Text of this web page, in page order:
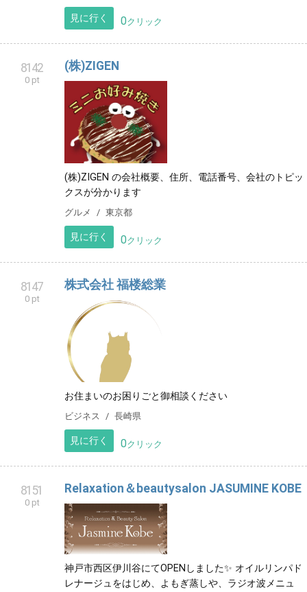
見に行く 0クリック
8142
0 pt
(株)ZIGEN
(株)ZIGEN の会社概要、住所、電話番号、会社のトピッ
クスが分かります
グルメ 東京都
見に行く 0クリック
8147
0 pt
株式会社 福楼総業
お住まいのお困りごと御相談ください
ビジネス 長崎県
見に行く 0クリック
8151
0 pt
Relaxation＆beautysalon JASUMINE KOBE
神戸市西区伊川谷にてOPENしました✨️ オイルリンパド
レナージュをはじめ、よもぎ蒸しや、ラジオ波メニュ